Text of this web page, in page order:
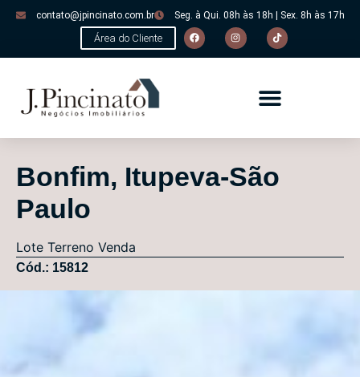
contato@jpincinato.com.br Seg. à Qui. 08h às 18h | Sex. 8h às 17h
Área do Cliente
Bonfim, Itupeva-São
Paulo
Lote Terreno Venda
Cód.: 15812